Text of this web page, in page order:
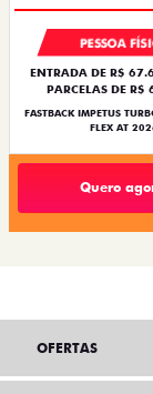
PESSOA
ENTRADA DE R$
PARCELAS DE R$
FASTBACK IMPETUS
FLEX AT
Quero
OFERTAS